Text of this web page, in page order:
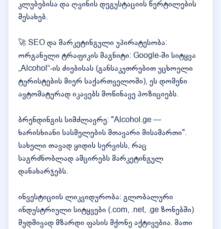
კლუბებისა და ღვინის დეგუსტაციის წერტილების
შესახებ.
🚀 SEO და მარკეტინგული უპირატესობა:
ორგანული ტრაფიკის მაგნიტი: Google-ში სიტყვა
„Alcohol“-ის ძიებისას (განსაკუთრებით უცხოელი
ტურისტების მიერ საქართველოში), ეს დომენი
ავტომატურად იკავებს მოწინავე პოზიციებს.
ბრენდინგის სიმძლავრე: "Alcohol.ge —
ხარისხიანი სასმელების მთავარი მისამართი".
სახელი თავად ყიდის სერვისს, რაც
საგრძნობლად ამცირებს მარკეტინგულ
დანახარჯებს.
ინვესტიციის ლიკვიდურობა: გლობალური
ინდუსტრიული სიტყვები (.com, .net, .ge ზონებში)
მუდმივად მზარდი ფასის მქონე აქტივებია. მათი